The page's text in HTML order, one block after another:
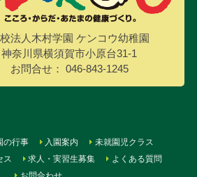
法人木村学園 ケンコウ幼稚園
神奈川県横須賀市小原台31-1
お問合せ： 046-843-1245
の行事 入園案内
未就園児クラス
ス 求人・実習生募集
よくある質問